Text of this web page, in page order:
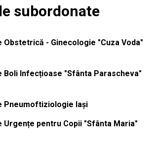
subordonate
Obstetrică - Ginecologie "Cuza Voda"
Boli Infecțioase "Sfânta Parascheva"
Pneumoftiziologie Iași
Urgențe pentru Copii "Sfânta Maria"